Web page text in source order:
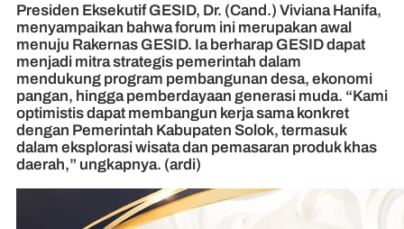
Presiden Eksekutif GESID, Dr. (Cand.) Viviana Hanifa,
menyampaikan bahwa forum ini merupakan awal
menuju Rakernas GESID. Ia berharap GESID dapat
menjadi mitra strategis pemerintah dalam
mendukung program pembangunan desa, ekonomi
pangan, hingga pemberdayaan generasi muda. “Kami
optimistis dapat membangun kerja sama konkret
dengan Pemerintah Kabupaten Solok, termasuk
dalam eksplorasi wisata dan pemasaran produk khas
daerah,” ungkapnya. (ardi)